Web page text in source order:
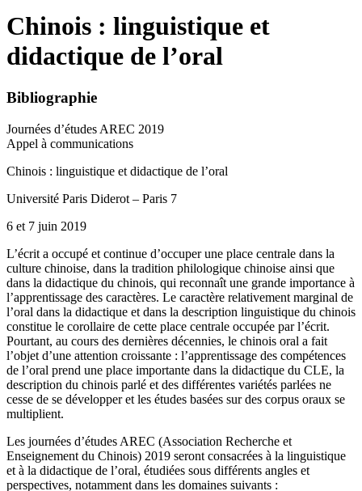
Chinois : linguistique et
didactique de l’oral
Bibliographie
Journées d’études AREC 2019
Appel à communications
Chinois : linguistique et didactique de l’oral
Université Paris Diderot – Paris 7
6 et 7 juin 2019
L’écrit a occupé et continue d’occuper une place centrale dans la
culture chinoise, dans la tradition philologique chinoise ainsi que
dans la didactique du chinois, qui reconnaît une grande importance à
l’apprentissage des caractères. Le caractère relativement marginal de
l’oral dans la didactique et dans la description linguistique du chinois
constitue le corollaire de cette place centrale occupée par l’écrit.
Pourtant, au cours des dernières décennies, le chinois oral a fait
l’objet d’une attention croissante : l’apprentissage des compétences
de l’oral prend une place importante dans la didactique du CLE, la
description du chinois parlé et des différentes variétés parlées ne
cesse de se développer et les études basées sur des corpus oraux se
multiplient.
Les journées d’études AREC (Association Recherche et
Enseignement du Chinois) 2019 seront consacrées à la linguistique
et à la didactique de l’oral, étudiées sous différents angles et
perspectives, notamment dans les domaines suivants :